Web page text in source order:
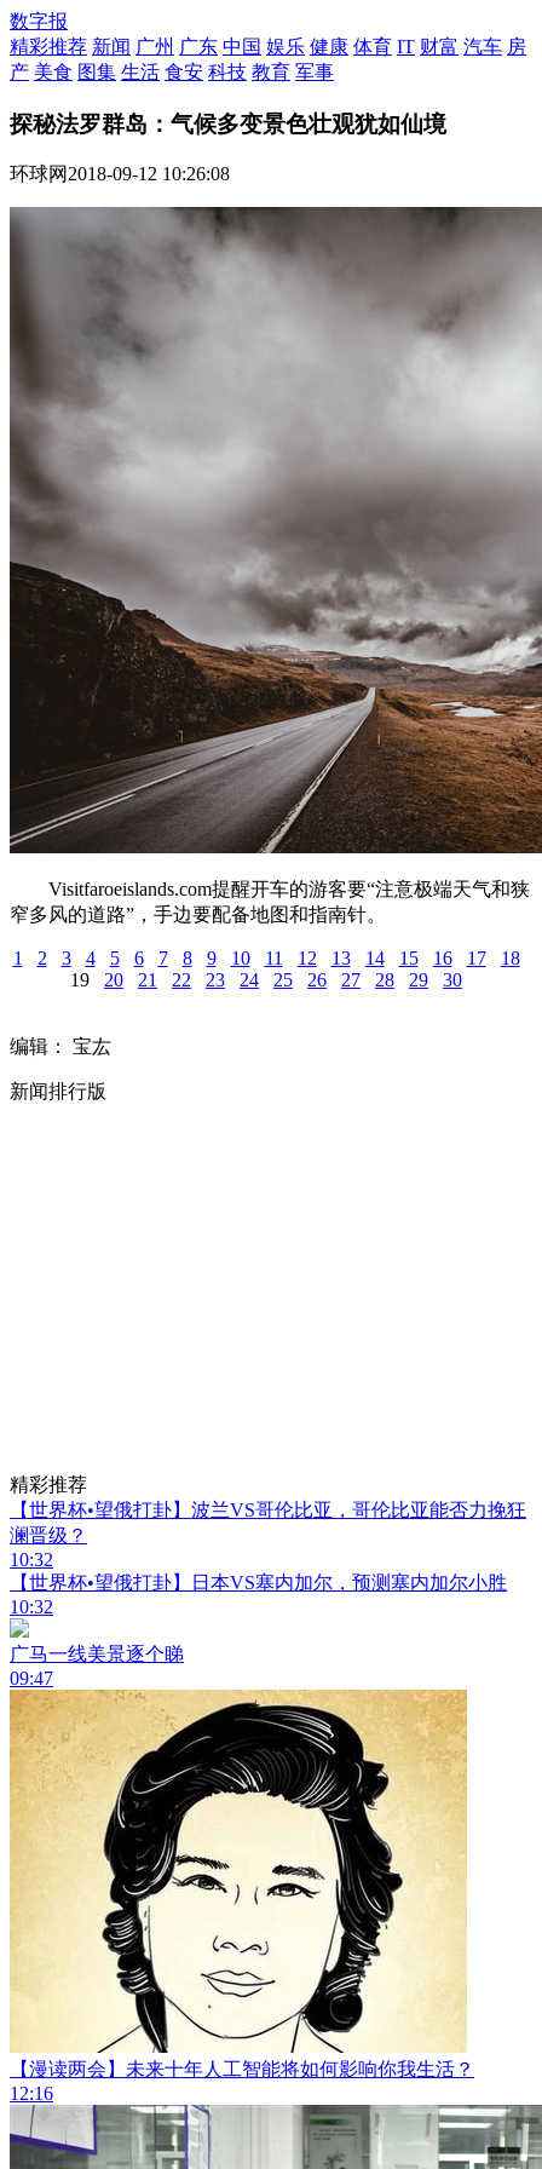
数字报
精彩推荐 新闻 广州 广东 中国 娱乐 健康 体育 IT 财富 汽车 房
产 美食 图集 生活 食安 科技 教育 军事
探秘法罗群岛：气候多变景色壮观犹如仙境
环球网2018-09-12 10:26:08
Visitfaroeislands.com提醒开车的游客要“注意极端天气和狭
窄多风的道路”，手边要配备地图和指南针。
1 2 3 4 5 6 7 8 9 10 11 12 13 14 15 16 17
18
19
20 21 22 23 24 25 26 27 28 29 30
编辑： 宝厷
新闻排行版
精彩推荐
【世界杯•望俄打卦】波兰VS哥伦比亚，哥伦比亚能否力挽狂
澜晋级？
10:32
【世界杯•望俄打卦】日本VS塞内加尔，预测塞内加尔小胜
10:32
广马一线美景逐个睇
09:47
【漫读两会】未来十年人工智能将如何影响你我生活？
12:16